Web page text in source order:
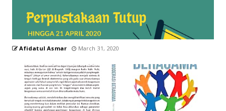
Afidatul Asmar March 31, 2020